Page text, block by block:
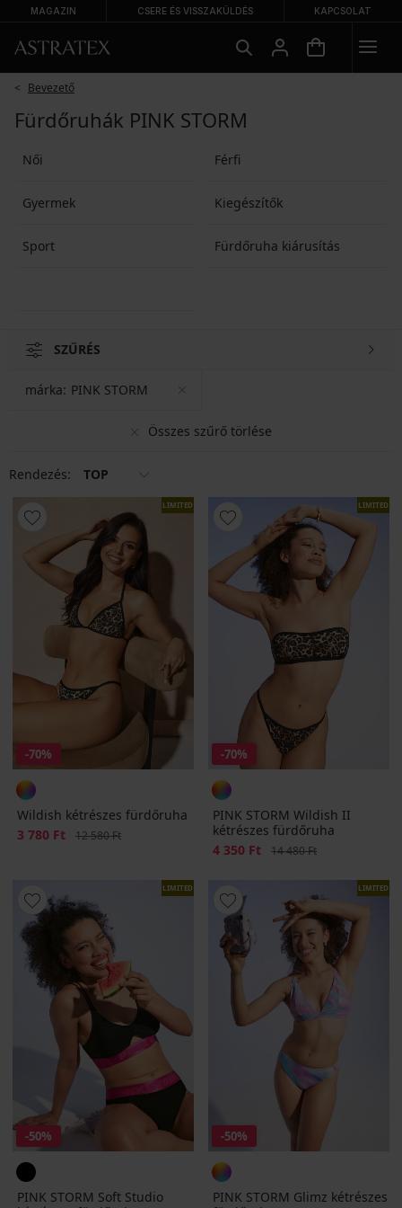
MAGAZIN CSERE ÉS VISSZAKÜLDÉS KAPCSOLAT
Bevezető
Fürdőruhák PINK STORM
Női Férfi
Gyermek Kiegészítők
Sport Fürdőruha kiárusítás
SZŰRÉS
Összes szűrő törlése
márka: PINK STORM
Rendezés: TOP
LIMITED
-70%
Wildish kétrészes fürdőruha
Kedvezmény
3 780 Ft Eredeti ár
12 580 Ft
LIMITED
-70%
PINK STORM Wildish II
kétrészes fürdőruha
Kedvezmény
4 350 Ft Eredeti ár
14 480 Ft
LIMITED
-50%
PINK STORM Soft Studio
LIMITED
-50%
PINK STORM Glimz kétrészes